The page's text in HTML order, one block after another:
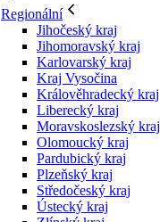
Regionální
Jihočeský kraj
Jihomoravský kraj
Karlovarský kraj
Kraj Vysočina
Králověhradecký kraj
Liberecký kraj
Moravskoslezský kraj
Olomoucký kraj
Pardubický kraj
Plzeňský kraj
Středočeský kraj
Ústecký kraj